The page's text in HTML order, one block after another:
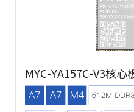
MYC-YA157C-V3核心